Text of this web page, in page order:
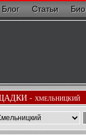
Блог Статьи Био
- ХМЕЛЬНИЦКИЙ